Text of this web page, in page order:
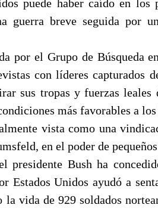
puede haber caído en los
guerra breve seguida por
por el Grupo de Búsqueda
con líderes capturados
sus tropas y fuerzas leales
más favorables a
vista como una
en el poder de
presidente Bush ha
Estados Unidos ayudó a
vida de 929 soldados